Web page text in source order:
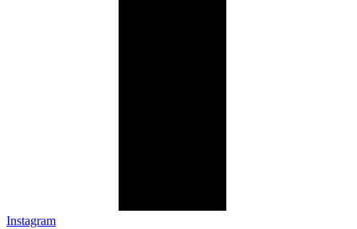
Instagram